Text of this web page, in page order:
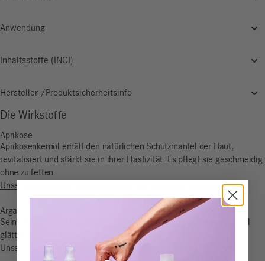
Anwendung
Inhaltsstoffe (INCI)
Hersteller-/Produktsicherheitsinfo
Die Wirkstoffe
Aprikose
Aprikosenkernöl erhält den natürlichen Schutzmantel der Haut,
revitalisiert und stärkt sie in ihrer Elastizität. Es pflegt sie geschmeidig
ohne zu fetten.
Unser Aprikosenkernöl beziehen wir fair gehandelt aus Pakistan.
Argan
Seine besonderen Inhaltsstoffe fördern die Zellneubildung: Arganöl
glättet das Hautbild, pflegt das Haar und hält es geschmeidig.
Unser Arganöl beziehen wir fair gehandelt aus Marokko.